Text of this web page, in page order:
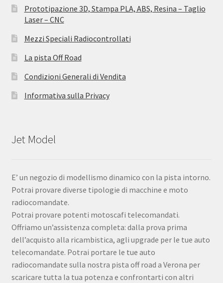
Prototipazione 3D, Stampa PLA, ABS, Resina – Taglio
Laser – CNC
Mezzi Speciali Radiocontrollati
La pista Off Road
Condizioni Generali di Vendita
Informativa sulla Privacy
Jet Model
E’ un negozio di modellismo dinamico con la pista intorno.
Potrai provare diverse tipologie di macchine e moto
radiocomandate.
Potrai provare potenti motoscafi telecomandati.
Offriamo un’assistenza completa: dalla prova prima
dell’acquisto alla ricambistica, agli upgrade per le tue auto
telecomandate. Potrai portare le tue auto
radiocomandate sulla nostra pista off road a Verona per
scaricare tutta la tua potenza e confrontarti con altri